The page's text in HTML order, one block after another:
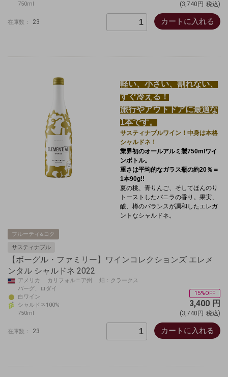
750ml
(3,740円 税込)
在庫数： 23 カートに入れる
軽い、小さい、割れない、
すぐ冷える！
旅行やアウトドアに最適な
1本です。
サスティナブルワイン！中身は本格
シャルドネ！
業界初のオールアルミ製750mlワイ
ンボトル。
重さは平均的なガラス瓶の約20％＝
1本90g!!
夏の桃、青りんご、そしてほんのり
トーストしたバニラの香り。果実、
酸、樽のバランスが調和したエレガ
ントなシャルドネ。
フルーティ&コク
サスティナブル
【ボーグル・ファミリー】ワインコレクションズ エレメ
ンタル シャルドネ 2022
アメリカ カリフォルニア州 畑：クラークス
バーグ、ロダイ
白ワイン
シャルドネ100%
750ml
15%OFF
3,400 円
(3,740円 税込)
在庫数： 23 カートに入れる